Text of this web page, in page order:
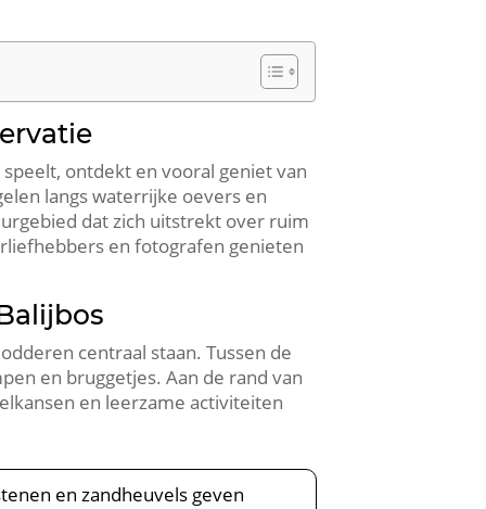
ontdekt en vooral geniet van
langs waterrijke oevers en
dat zich uitstrekt over ruim
en fotografen genieten
centraal staan.​ Tussen de
en bruggetjes.​ Aan de rand van
en leerzame activiteiten
en zandheuvels geven